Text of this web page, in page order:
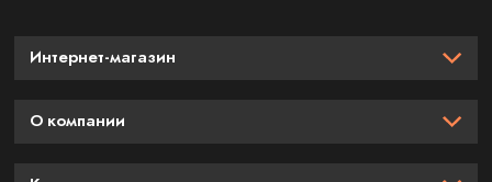
Интернет-магазин
О компании